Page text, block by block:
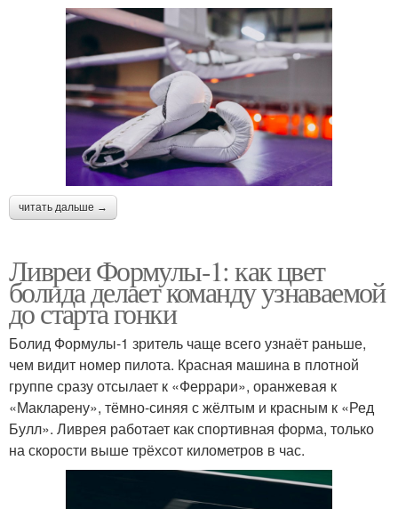
читать дальше →
Ливреи Формулы-1: как цвет
болида делает команду узнаваемой
до старта гонки
Болид Формулы-1 зритель чаще всего узнаёт раньше,
чем видит номер пилота. Красная машина в плотной
группе сразу отсылает к «Феррари», оранжевая к
«Макларену», тёмно-синяя с жёлтым и красным к «Ред
Булл». Ливрея работает как спортивная форма, только
на скорости выше трёхсот километров в час.